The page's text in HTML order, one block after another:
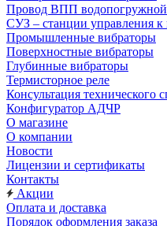
Провод ВПП водопогружной
СУЗ – станции управления к
Промышленные вибраторы
Поверхностные вибраторы
Глубинные вибраторы
Термисторное реле
Консультация технического
Конфигуратор АДЧР
О магазине
О компании
Новости
Лицензии и сертификаты
Контакты
Акции
Оплата и доставка
Порядок оформления заказа